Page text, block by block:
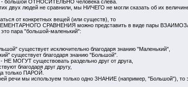
- большой ОТНОСИТЕЛЬНО человека слева.
двух людей не сравнили, мы НИЧЕГО не могли сказать об их
от конкретных вещей (или существ), то
СРАВНЕНИЯ можно представить в виде пары
пара "большой-маленький":
существует исключительно благодаря знанию "Маленький",
существует благодаря знанию "Большой".
МОГУТ существовать раздельно друг от друга,
благодаря друг другу,
только ПАРОЙ.
речи мы используем только одно ЗНАНИЕ (например, "Большой"),